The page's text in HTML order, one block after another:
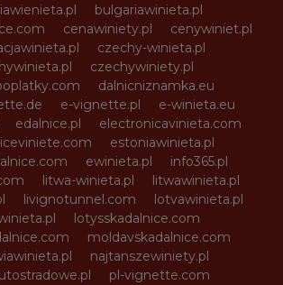
bulgariawinieta.pl
cenawiniety.pl
cenywiniet.pl
czechy-winieta.pl
czechywiniety.pl
dalnicniznamka.eu
e-vignette.pl
e-winieta.eu
edalnice.pl
electronicavinieta.com
estoniawinieta.pl
ewinieta.pl
info365.pl
litwa-winieta.pl
litwawinieta.pl
livignotunnel.com
lotvawinieta.pl
lotysskadalnice.com
moldavskadalnice.com
najtanszewiniety.pl
pl-vignette.com